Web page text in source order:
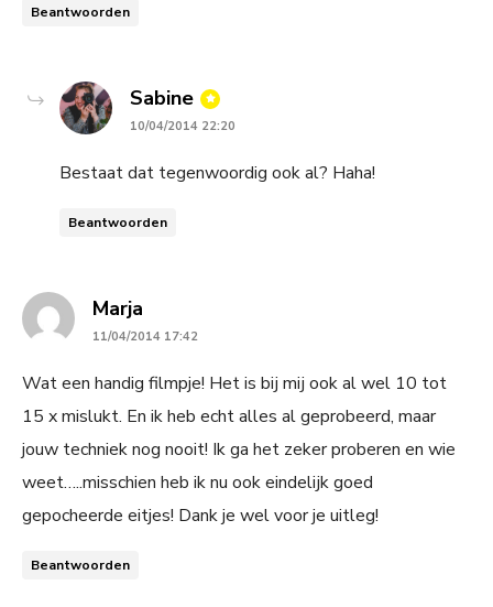
Beantwoorden
Sabine says:
10/04/2014 22:20
Bestaat dat tegenwoordig ook al? Haha!
Beantwoorden
Marja
11/04/2014 17:42
Wat een handig filmpje! Het is bij mij ook al wel 10 tot
15 x mislukt. En ik heb echt alles al geprobeerd, maar
jouw techniek nog nooit! Ik ga het zeker proberen en wie
weet…..misschien heb ik nu ook eindelijk goed
gepocheerde eitjes! Dank je wel voor je uitleg!
Beantwoorden